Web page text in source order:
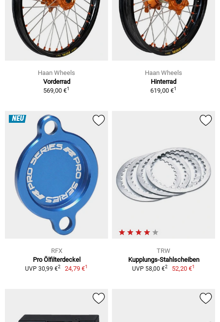
Haan Wheels
Vorderrad
569,00 €1
Haan Wheels
Hinterrad
619,00 €1
NEU
RFX
Pro Ölfilterdeckel
UVP 30,99 €2 24,79 €1
TRW
Kupplungs-Stahlscheiben
UVP 58,00 €2 52,20 €1